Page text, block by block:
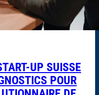
UP SUISSE
POUR